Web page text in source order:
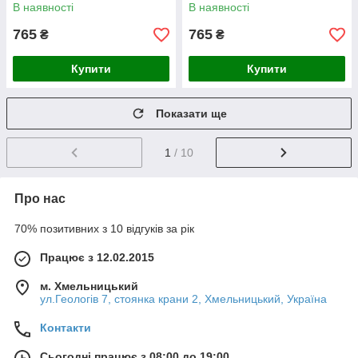
В наявності
765 ₴
Купити
В наявності
765 ₴
Купити
Показати ще
1 / 10
Про нас
70% позитивних з 10 відгуків за рік
Працює з 12.02.2015
м. Хмельницький
ул.Геологів 7, стоянка крани 2, Хмельницький, Україна
Контакти